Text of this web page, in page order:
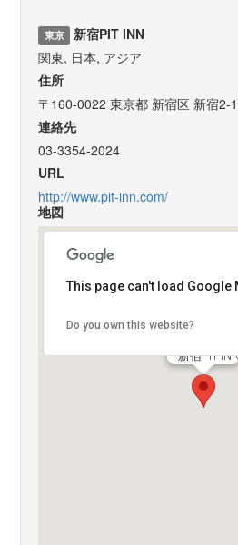
東京 新宿PIT INN
関東, 日本, アジア
住所
〒160-0022 東京都 新宿区 新宿2-
連絡先
03-3354-2024
URL
http://www.pit-inn.com/
地図
新宿PIT
This page can't load Google
Do you own this website?